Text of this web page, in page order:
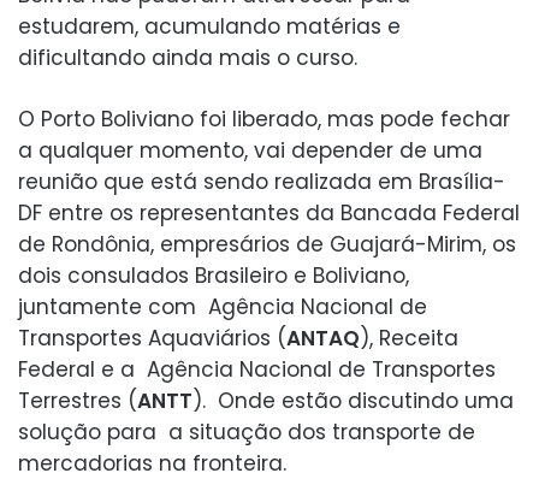
estudarem, acumulando matérias e
dificultando ainda mais o curso.
O Porto Boliviano foi liberado, mas pode fechar
a qualquer momento, vai depender de uma
reunião que está sendo realizada em Brasília-
DF entre os representantes da Bancada Federal
de Rondônia, empresários de Guajará-Mirim, os
dois consulados Brasileiro e Boliviano,
juntamente com Agência Nacional de
Transportes Aquaviários (ANTAQ), Receita
Federal e a Agência Nacional de Transportes
Terrestres (ANTT). Onde estão discutindo uma
solução para a situação dos transporte de
mercadorias na fronteira.